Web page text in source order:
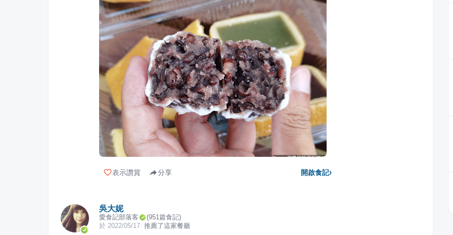
表示讚賞 分享 開啟食記›
吳大妮
愛食記部落客 (951篇食記)
於 2022/05/17 推薦了這家餐廳